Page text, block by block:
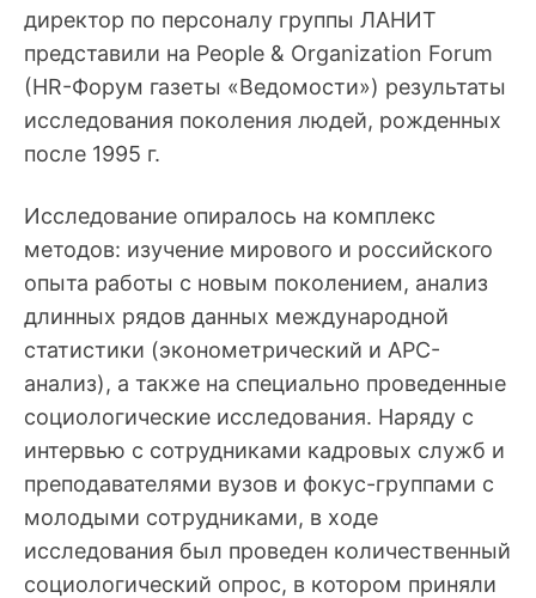
директор по персоналу группы ЛАНИТ
представили на People & Organization Forum
(HR-Форум газеты «Ведомости») результаты
исследования поколения людей, рожденных
после 1995 г.
Исследование опиралось на комплекс
методов: изучение мирового и российского
опыта работы с новым поколением, анализ
длинных рядов данных международной
статистики (эконометрический и APC-
анализ), а также на специально проведенные
социологические исследования. Наряду с
интервью с сотрудниками кадровых служб и
преподавателями вузов и фокус-группами с
молодыми сотрудниками, в ходе
исследования был проведен количественный
социологический опрос, в котором приняли